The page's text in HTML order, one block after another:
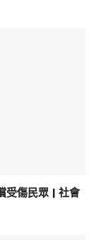
受傷民眾 | 社會